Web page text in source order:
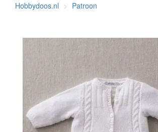
Hobbydoos.nl Patroon